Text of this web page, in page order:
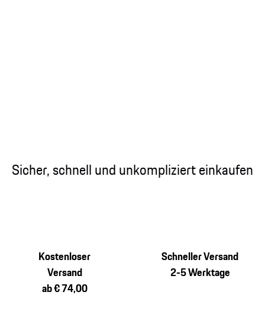
Sicher, schnell und unkompliziert einkaufen
Kostenloser
Versand
ab € 74,00
Schneller Versand
2-5 Werktage